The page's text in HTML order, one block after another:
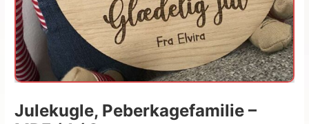
Julekugle, Peberkagefamilie –